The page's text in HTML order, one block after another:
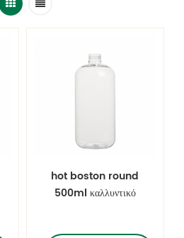
hot boston round
500ml καλλυντικό